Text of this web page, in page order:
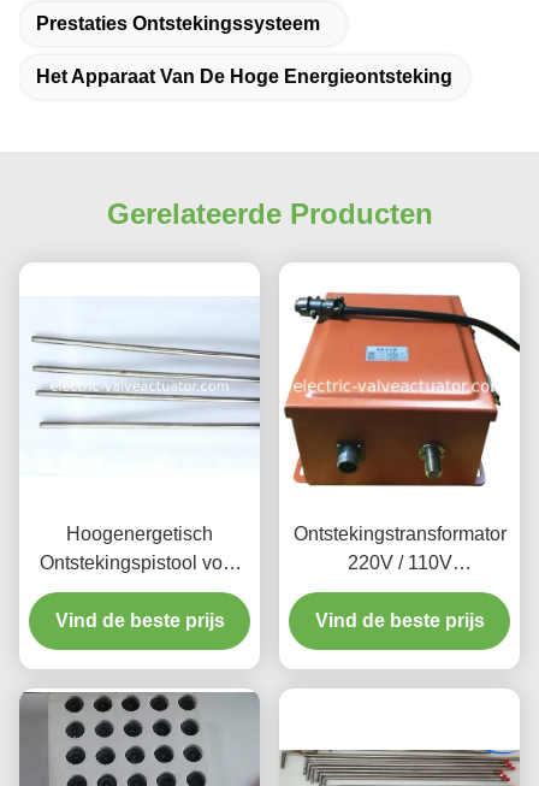
Prestaties Ontstekingssysteem
Het Apparaat Van De Hoge Energieontsteking
Gerelateerde Producten
Hoogenergetisch
Ontstekingspistool voor
Gas/Olieketel
Hoogwaardig
Ketelontstekingssysteem
Vind de beste prijs
Ontstekingstransformator
220V / 110V
Explosieveilige
Ontstekingssysteem
Stoomketel Brander
Vind de beste prijs